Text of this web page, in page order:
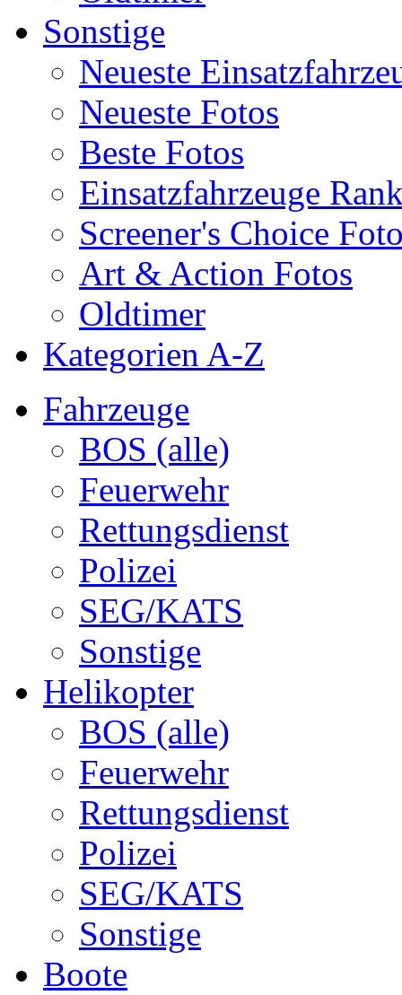
Sonstige
Neueste
Neueste Fotos
Beste Fotos
Einsatzfahrzeuge
Screener's Choice
Art & Action Fotos
Oldtimer
Kategorien A-Z
Fahrzeuge
BOS (alle)
Feuerwehr
Rettungsdienst
Polizei
SEG/KATS
Sonstige
Helikopter
BOS (alle)
Feuerwehr
Rettungsdienst
Polizei
SEG/KATS
Sonstige
Boote